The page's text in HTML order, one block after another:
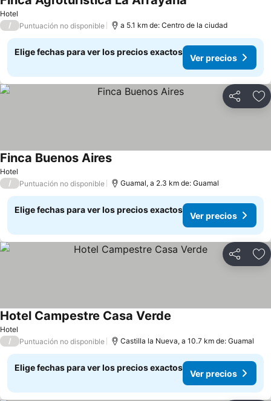
Hotel
/ Puntuación no disponible a 5.1 km de: Centro de la ciudad
Elige fechas para ver los precios exactos
Ver precios
Compartir
Hotel
Finca Buenos Aires
/ Puntuación no disponible Guamal, a 2.3 km de: Guamal
Elige fechas para ver los precios exactos
Ver precios
Compartir
Hotel
Hotel Campestre Casa Verde
/ Puntuación no disponible Castilla la Nueva, a 10.7 km de: Guamal
Elige fechas para ver los precios exactos
Ver precios